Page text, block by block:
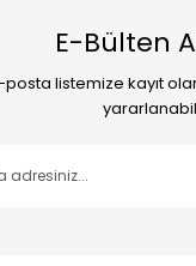
E-Bülten
posta listemize kayıt